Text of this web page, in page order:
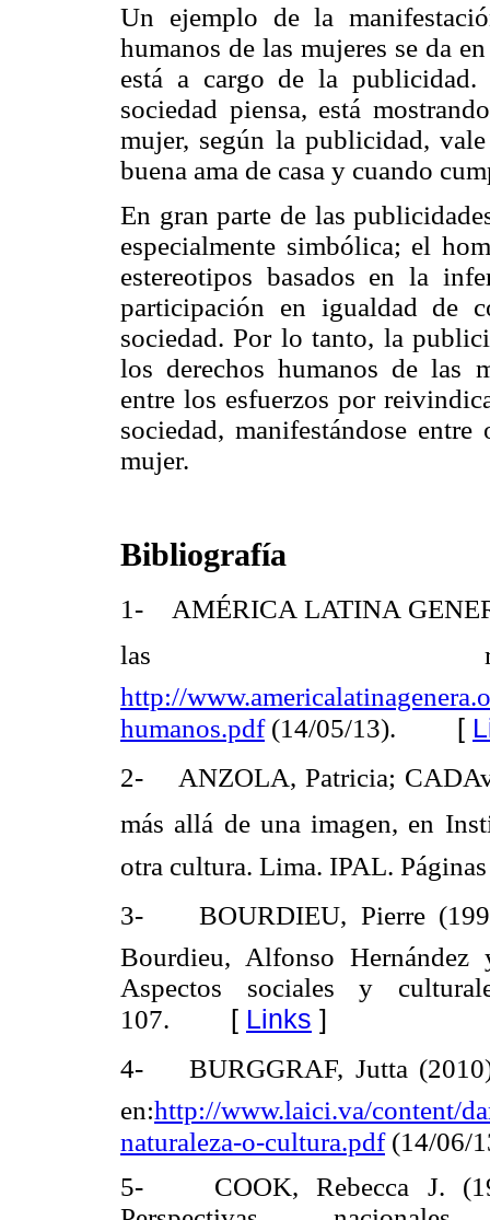
Un ejemplo de la
humanos de las mujeres se da
está a cargo de la
sociedad piensa, está
mujer, según la publicidad,
buena ama de casa y cuando
En gran parte de las
especialmente simbólica; el
estereotipos basados en la
participación en igualdad de
sociedad. Por lo tanto, la
los derechos humanos de las
entre los esfuerzos por
sociedad, manifestándose
mujer.
Bibliografía
1- AMÉRICA LATINA
las
http://
humanos.pdf(14/05/13). [
2- ANZOLA, Patricia;
más allá de una imagen, en
otra cultura. Lima. IPAL.
3- BOURDIEU, Pierre
Bourdieu, Alfonso
Aspectos sociales y
107. [ Links ]
4- BURGGRAF, Jutta (2010).
en:http://www.laici.va/content/
naturaleza-o-cultura.pdf(14/06/
5- COOK, Rebecca J.